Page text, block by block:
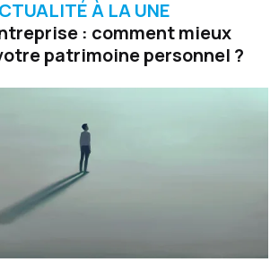
À LA UNE
: comment mieux
patrimoine personnel ?